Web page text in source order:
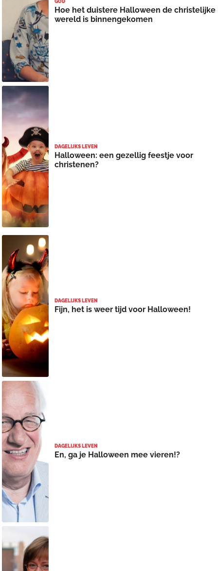
GOD
Hoe het duistere Halloween de christelijke
wereld is binnengekomen
DAGELIJKS LEVEN
Halloween: een gezellig feestje voor
christenen?
DAGELIJKS LEVEN
Fijn, het is weer tijd voor Halloween!
DAGELIJKS LEVEN
En, ga je Halloween mee vieren!?